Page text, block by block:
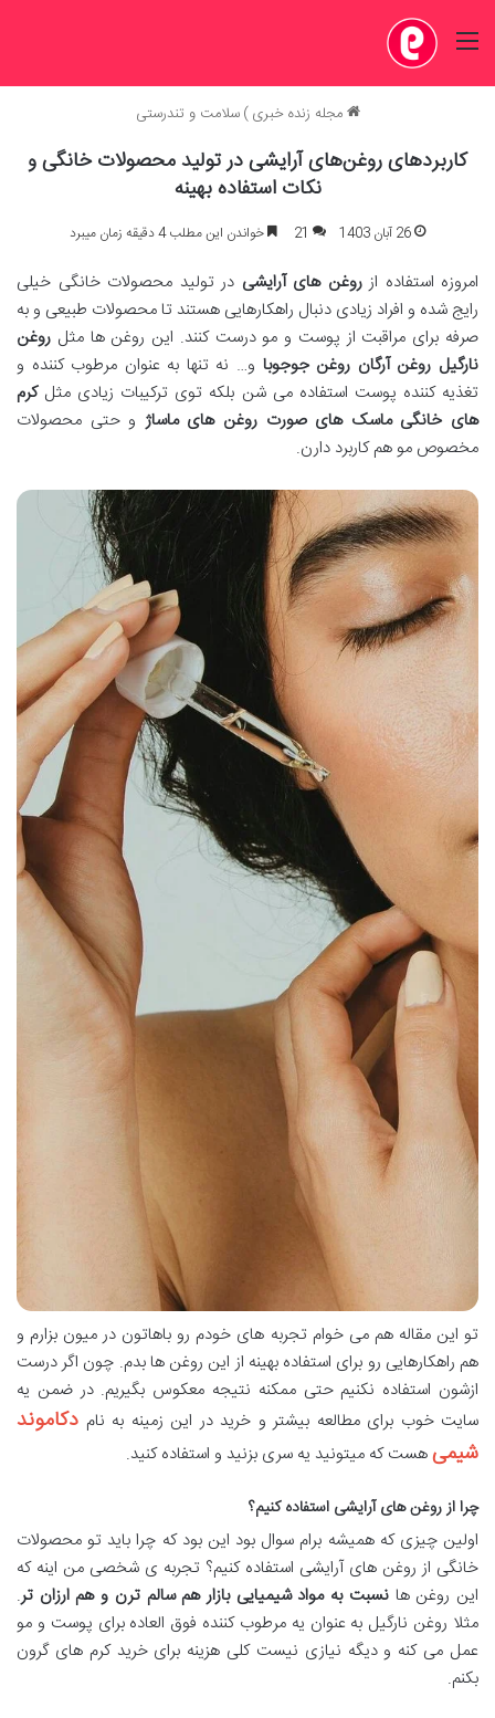
منو
مجله زنده خبری ) سلامت و تندرستی
کاربردهای روغن‌های آرایشی در تولید محصولات خانگی و
نکات استفاده بهینه
26 آبان 1403 21 خواندن این مطلب 4 دقیقه زمان میبرد
امروزه استفاده ازروغن های آرایشی در تولید محصولات خانگی خیلی
رایج شده و افراد زیادی دنبال راهکارهایی هستند تا محصولات طبیعی و به
صرفه برای مراقبت از پوست و مو درست کنند. این روغن ها مثل روغن
نارگیل روغن آرگان روغن جوجوبا و… نه تنها به عنوان مرطوب کننده و
تغذیه کننده پوست استفاده می شن بلکه توی ترکیبات زیادی مثلکرم
های خانگی ماسک های صورت روغن های ماساژ و حتی محصولات
مخصوص مو هم کاربرد دارن.
تو این مقاله هم می خوام تجربه های خودم رو باهاتون در میون بزارم و
هم راهکارهایی رو برای استفاده بهینه از این روغن ها بدم. چون اگر درست
ازشون استفاده نکنیم حتی ممکنه نتیجه معکوس بگیریم. در ضمن یه
سایت خوب برای مطالعه بیشتر و خرید در این زمینه به نام دکاموند
شیمیهست که میتونید یه سری بزنید و استفاده کنید.
چرا از روغن های آرایشی استفاده کنیم؟
اولین چیزی که همیشه برام سوال بود این بود که چرا باید تو محصولات
خانگی از روغن های آرایشی استفاده کنیم؟ تجربه ی شخصی من اینه که
این روغن هانسبت به مواد شیمیایی بازار هم سالم ترن و هم ارزان تر.
مثلا روغن نارگیل به عنوان یه مرطوب کننده فوق العاده برای پوست و مو
عمل می کنه و دیگه نیازی نیست کلی هزینه برای خرید کرم های گرون
بکنم.